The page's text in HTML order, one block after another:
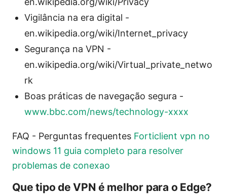
Vigilância na era digital -
en.wikipedia.org/wiki/Internet_privacy
Segurança na VPN -
en.wikipedia.org/wiki/Virtual_private_netwo
rk
Boas práticas de navegação segura -
www.bbc.com/news/technology-xxxx
FAQ - Perguntas frequentes Forticlient vpn no
windows 11 guia completo para resolver
problemas de conexao
Que tipo de VPN é melhor para o Edge?